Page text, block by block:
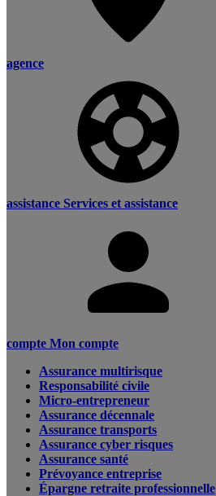
agence
assistance Services et assistance
compte Mon compte
Assurance multirisque
Responsabilité civile
Micro-entrepreneur
Assurance décennale
Assurance transports
Assurance cyber risques
Assurance santé
Prévoyance entreprise
Épargne retraite professionnelle